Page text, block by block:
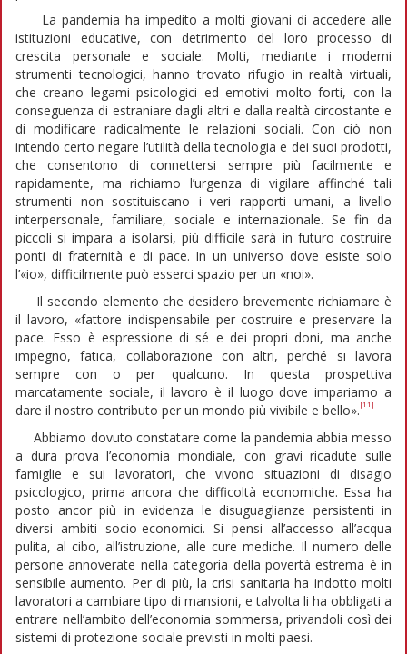
La pandemia ha impedito a molti giovani di accedere alle
istituzioni educative, con detrimento del loro processo di
crescita personale e sociale. Molti, mediante i moderni
strumenti tecnologici, hanno trovato rifugio in realtà virtuali,
che creano legami psicologici ed emotivi molto forti, con la
conseguenza di estraniare dagli altri e dalla realtà circostante e
di modificare radicalmente le relazioni sociali. Con ciò non
intendo certo negare l’utilità della tecnologia e dei suoi prodotti,
che consentono di connettersi sempre più facilmente e
rapidamente, ma richiamo l’urgenza di vigilare affinché tali
strumenti non sostituiscano i veri rapporti umani, a livello
interpersonale, familiare, sociale e internazionale. Se fin da
piccoli si impara a isolarsi, più difficile sarà in futuro costruire
ponti di fraternità e di pace. In un universo dove esiste solo
l’«io», difficilmente può esserci spazio per un «noi».
Il secondo elemento che desidero brevemente richiamare è
il lavoro, «fattore indispensabile per costruire e preservare la
pace. Esso è espressione di sé e dei propri doni, ma anche
impegno, fatica, collaborazione con altri, perché si lavora
sempre con o per qualcuno. In questa prospettiva
marcatamente sociale, il lavoro è il luogo dove impariamo a
dare il nostro contributo per un mondo più vivibile e bello». [11]
Abbiamo dovuto constatare come la pandemia abbia messo
a dura prova l’economia mondiale, con gravi ricadute sulle
famiglie e sui lavoratori, che vivono situazioni di disagio
psicologico, prima ancora che difficoltà economiche. Essa ha
posto ancor più in evidenza le disuguaglianze persistenti in
diversi ambiti socio-economici. Si pensi all’accesso all’acqua
pulita, al cibo, all’istruzione, alle cure mediche. Il numero delle
persone annoverate nella categoria della povertà estrema è in
sensibile aumento. Per di più, la crisi sanitaria ha indotto molti
lavoratori a cambiare tipo di mansioni, e talvolta li ha obbligati a
entrare nell’ambito dell’economia sommersa, privandoli così dei
sistemi di protezione sociale previsti in molti paesi.